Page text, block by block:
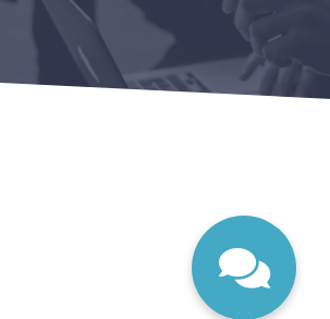
1. Seo voor beginners +
2. Onderzoeken +